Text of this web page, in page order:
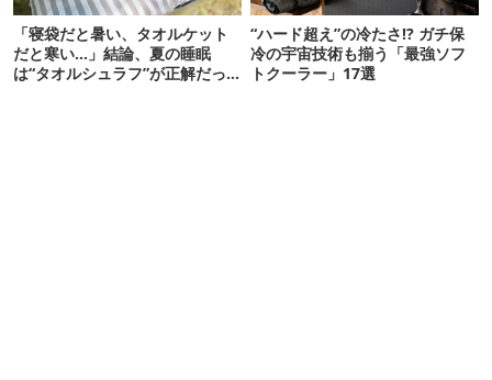
「寝袋だと暑い、タオルケット
だと寒い…」結論、夏の睡眠
は“タオルシュラフ”が正解だっ
“ハード超え”の冷たさ!? ガチ保
冷の宇宙技術も揃う「最強ソフ
トクーラー」17選